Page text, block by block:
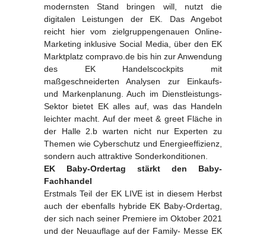
modernsten Stand bringen will, nutzt die
digitalen Leistungen der EK. Das Angebot
reicht hier vom zielgruppengenauen Online-
Marketing inklusive Social Media, über den EK
Marktplatz compravo.de bis hin zur Anwendung
des EK Handelscockpits mit
maßgeschneiderten Analysen zur Einkaufs-
und Markenplanung. Auch im Dienstleistungs-
Sektor bietet EK alles auf, was das Handeln
leichter macht. Auf der meet & greet Fläche in
der Halle 2.b warten nicht nur Experten zu
Themen wie Cyberschutz und Energieeffizienz,
sondern auch attraktive Sonderkonditionen.
EK Baby-Ordertag stärkt den Baby-
Fachhandel
Erstmals Teil der EK LIVE ist in diesem Herbst
auch der ebenfalls hybride EK Baby-Ordertag,
der sich nach seiner Premiere im Oktober 2021
und der Neuauflage auf der Family- Messe EK